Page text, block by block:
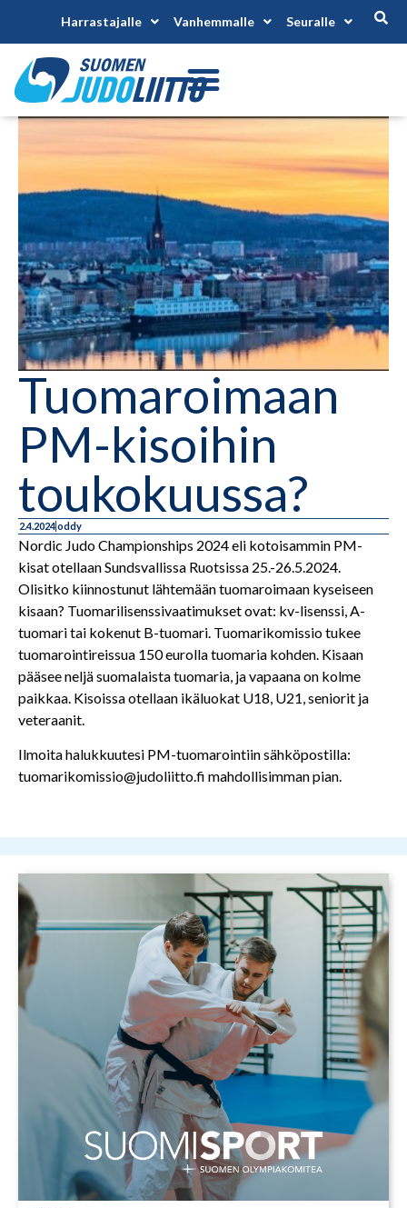
Harrastajalle Vanhemmalle Seuralle
Tuomaroimaan
PM-kisoihin
toukokuussa?
2.4.2024oddy
Nordic Judo Championships 2024 eli kotoisammin PM-
kisat otellaan Sundsvallissa Ruotsissa 25.-26.5.2024.
Olisitko kiinnostunut lähtemään tuomaroimaan kyseiseen
kisaan? Tuomarilisenssivaatimukset ovat: kv-lisenssi, A-
tuomari tai kokenut B-tuomari. Tuomarikomissio tukee
tuomarointireissua 150 eurolla tuomaria kohden. Kisaan
pääsee neljä suomalaista tuomaria, ja vapaana on kolme
paikkaa. Kisoissa otellaan ikäluokat U18, U21, seniorit ja
veteraanit.
Ilmoita halukkuutesi PM-tuomarointiin sähköpostilla:
tuomarikomissio@judoliitto.fi mahdollisimman pian.